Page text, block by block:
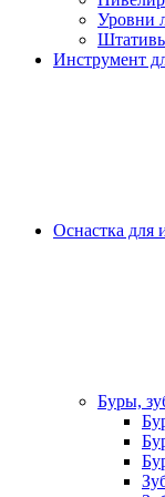
Уровни
Инструмент
Оснастка для
Буры,